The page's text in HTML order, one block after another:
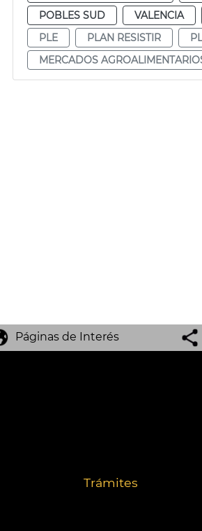
POBLES SUD
VALENCIA
PLE
PLAN RESISTIR
MERCADOS
Páginas de Interés
Trámites